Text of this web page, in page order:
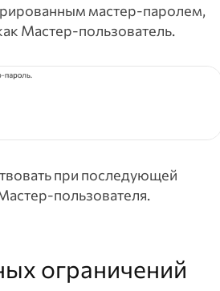
мастер-паролем,
Мастер-пользователь.
при последующей
пользователя.
ограничений